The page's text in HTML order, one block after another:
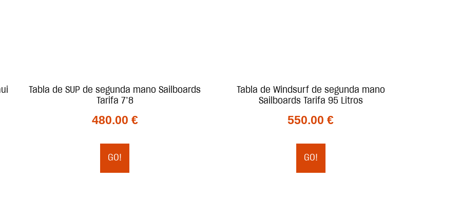
Tabla de SUP de segunda mano Sailboards
Tarifa 7’8
480.00 €
GO!
Tabla de Windsurf de segunda mano
Sailboards Tarifa 95 Litros
550.00€
GO!